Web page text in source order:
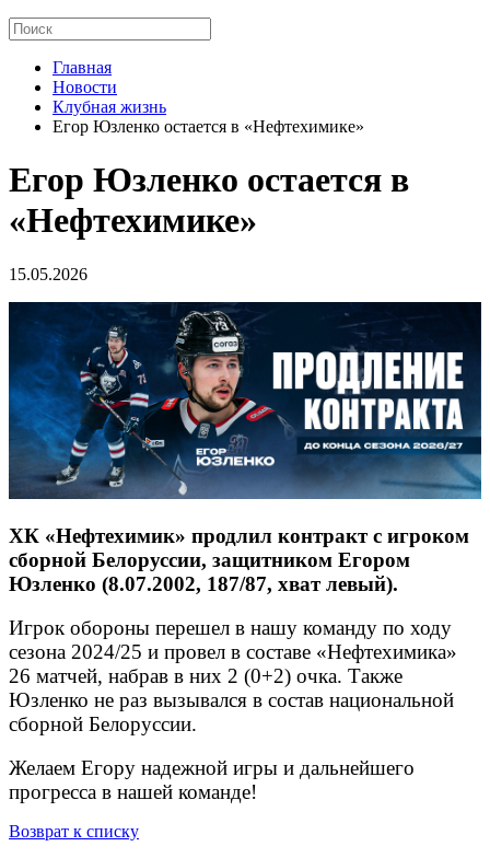
Главная
Новости
Клубная жизнь
Егор Юзленко остается в «Нефтехимике»
Егор Юзленко остается в
«Нефтехимике»
15.05.2026
ХК «Нефтехимик» продлил контракт с игроком
сборной Белоруссии, защитником Егором
Юзленко (8.07.2002, 187/87, хват левый).
Игрок обороны перешел в нашу команду по ходу
сезона 2024/25 и провел в составе «Нефтехимика»
26 матчей, набрав в них 2 (0+2) очка. Также
Юзленко не раз вызывался в состав национальной
сборной Белоруссии.
Желаем Егору надежной игры и дальнейшего
прогресса в нашей команде!
Возврат к списку